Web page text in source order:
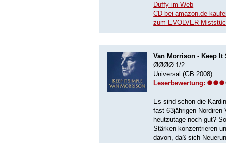
Duffy im Web
CD bei amazon.de
zum EVOLVER-
Van Morrison - Keep It
ØØØØ 1/2
Universal (GB 2008)
Leserbewertung:
Es sind schon die
fast 63jährigen Nordiren
heutzutage noch gut?
Stärken konzentrieren
davon, daß sich